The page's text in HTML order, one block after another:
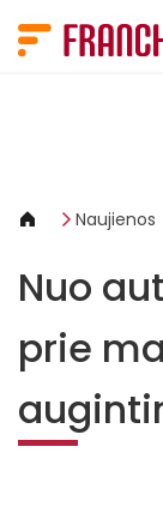
Naujienos
Nuo
prie